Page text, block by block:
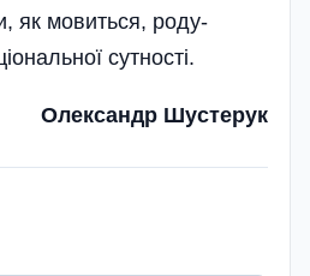
як мовиться, роду-
сутності.
Олександр Шустерук